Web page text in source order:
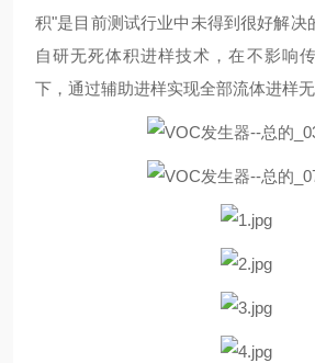
积"是目前测试行业中未得到很好解决
自研无死体积进样技术，在不影响
下，通过辅助进样实现全部流体进样无